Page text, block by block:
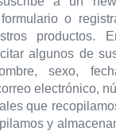
o
productos.
algunos de
sexo,
electrónico,
que
y